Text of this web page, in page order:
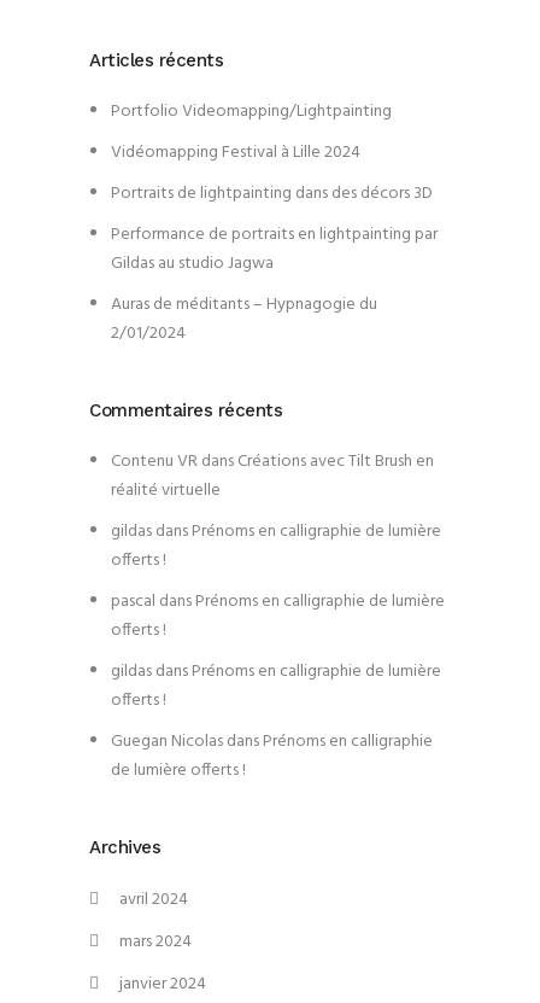
Articles récents
Portfolio Videomapping/Lightpainting
Vidéomapping Festival à Lille 2024
Portraits de lightpainting dans des décors 3D
Performance de portraits en lightpainting par
Gildas au studio Jagwa
Auras de méditants – Hypnagogie du
2/01/2024
Commentaires récents
Contenu VRdansCréations avec Tilt Brush en
réalité virtuelle
gildasdansPrénoms en calligraphie de lumière
offerts !
pascal dansPrénoms en calligraphie de lumière
offerts !
gildasdansPrénoms en calligraphie de lumière
offerts !
Guegan NicolasdansPrénoms en calligraphie
de lumière offerts !
Archives
avril 2024
mars 2024
janvier 2024